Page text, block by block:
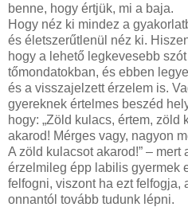
Amikor fikarcnyi együttérzés
valószínűleg érzi, hogy
A gyorséttermi szabály
Karp a fentieket a
a mindennapokra.
lámpás viselkedések, amiket
a földre dobni a ruhát,
lámpás, amiket aztán
életveszélyes (szülőt,
Karp különféle szülői
segítségével a gyerek
benne, hogy értjük, mi a baja.
Hogy néz ki mindez a
és életszerűtlenül néz ki.
hogy a lehető legkevesebb
tőmondatokban, és ebben
és a visszajelzett érzelem is.
gyereknek értelmes beszéd
hogy: „Zöld kulacs, értem, zöld
akarod! Mérges vagy, nagyon
A zöld kulacsot akarod!” – mert
érzelmileg épp labilis gyermek
felfogni, viszont ha ezt felfogja,
onnantól tovább tudunk lépni.